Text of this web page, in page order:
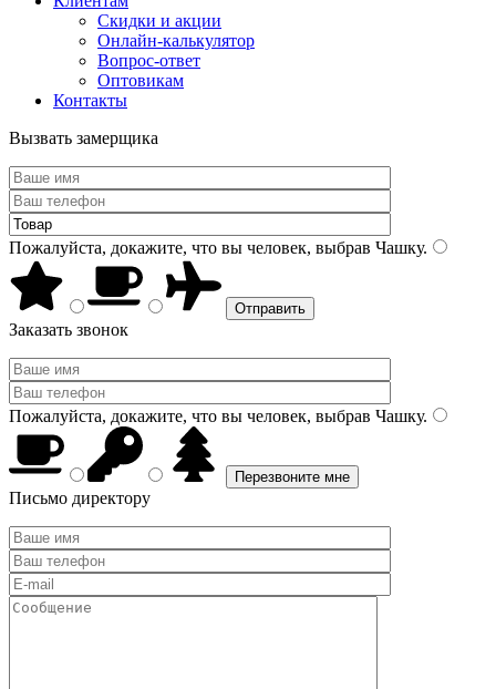
Скидки и акции
Онлайн-калькулятор
Вопрос-ответ
Оптовикам
Контакты
Вызвать замерщика
Пожалуйста, докажите, что вы человек, выбрав Чашку.
Заказать звонок
Пожалуйста, докажите, что вы человек, выбрав Чашку.
Письмо директору